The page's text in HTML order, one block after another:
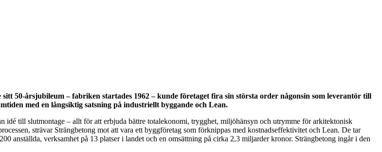
50-årsjubileum – fabriken startades 1962 – kunde företaget fira sin största order någonsin som leverantör till
med en långsiktig satsning på industriellt byggande och Lean.
idé till slutmontage – allt för att erbjuda bättre totalekonomi, trygghet, miljöhänsyn och utrymme för arkitektonisk
strävar Strängbetong mot att vara ett byggföretag som förknippas med kostnadseffektivitet och Lean. De tar
anställda, verksamhet på 13 platser i landet och en omsättning på cirka 2,3 miljarder kronor. Strängbetong ingår i den